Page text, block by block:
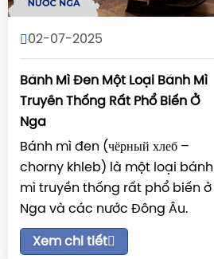
02-07-2025
Bánh Mì Đen Một Loại Bánh Mì
Truyền Thống Rất Phổ Biến Ở
Nga
Bánh mì đen (чёрный хлеб –
chorny khleb) là một loại bánh
mì truyền thống rất phổ biến ở
Nga và các nước Đông Âu.
Xem chi tiết